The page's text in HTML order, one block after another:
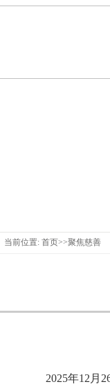
当前位置: 首页>>聚焦慈善
2025年12月26